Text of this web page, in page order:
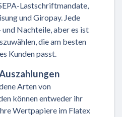
Lastschriftmandate,
und Giropay. Jede
Nachteile, aber es ist
die am besten
Kunden passt.
Arten von
können entweder ihr
Wertpapiere im Flatex